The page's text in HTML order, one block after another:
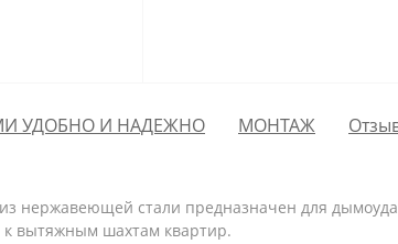
УДОБНО И НАДЕЖНО МОНТАЖ
нержавеющей стали предназначен для
вытяжным шахтам квартир.